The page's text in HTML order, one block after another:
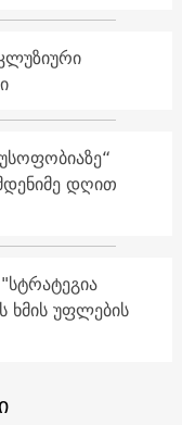
დღით
ხმის უფლების